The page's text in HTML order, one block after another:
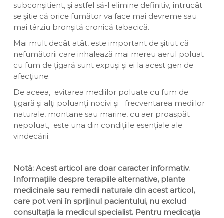
subconşitient, şi astfel să-l elimine definitiv, întrucât
se şitie că orice fumător va face mai devreme sau
mai târziu bronşită cronică tabacică.
Mai mult decât atât, este important de şitiut că
nefumătorii care inhalează mai mereu aerul poluat
cu fum de ţigară sunt expuşi şi ei la acest gen de
afecţiune.
De aceea, evitarea mediilor poluate cu fum de
ţigară şi alţi poluanţi nocivi şi frecventarea mediilor
naturale, montane sau marine, cu aer proaspăt
nepoluat, este una din condiţiile esenţiale ale
vindecării.
Notă: Acest articol are doar caracter informativ.
Informațiile despre terapiile alternative, plante
medicinale sau remedii naturale din acest articol,
care pot veni în sprijinul pacientului, nu exclud
consultația la medicul specialist. Pentru medicația